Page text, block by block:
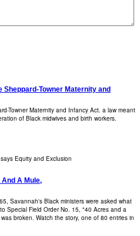
Sheppard-Towner Maternity and
Towner Maternity and Infancy Act. a law meant
of Black midwives and birth workers.
A Mule,
Savannah's Black ministers were asked what
Special Field Order No. 15, "40 Acres and a
broken. Watch the story, one of 80 entries in